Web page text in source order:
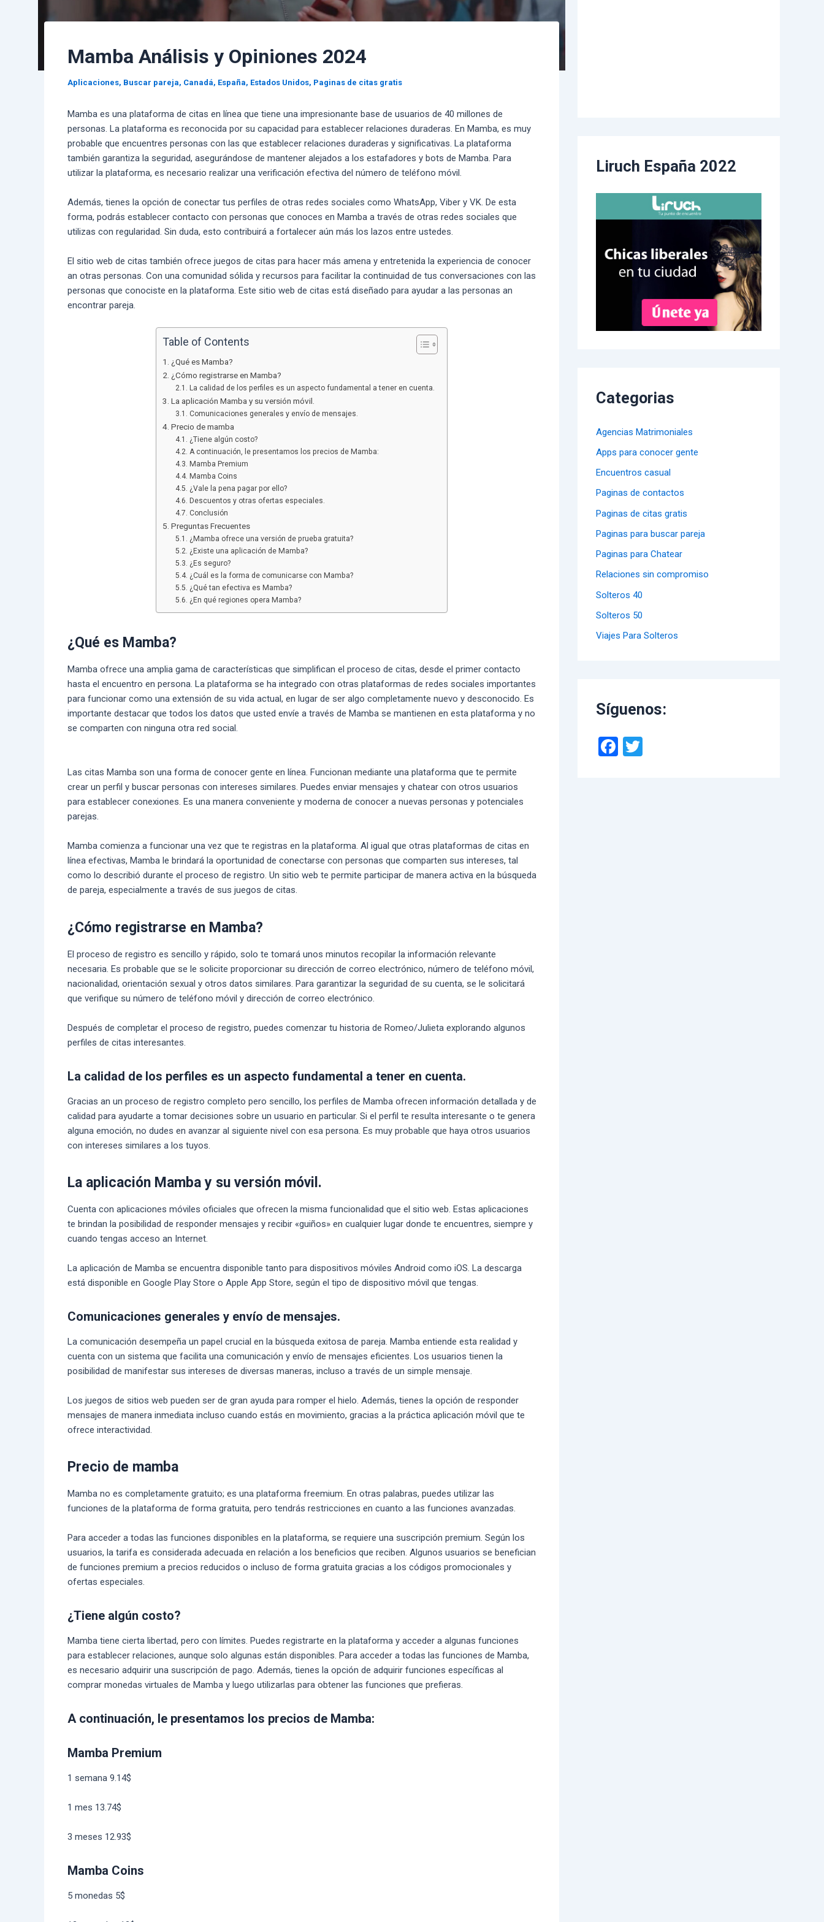
Mamba Análisis y Opiniones 2024
Aplicaciones, Buscar pareja, Canadá, España, Estados Unidos, Paginas de citas gratis
Mamba es una plataforma de citas en línea que tiene una impresionante base de usuarios de 40 millones de
personas. La plataforma es reconocida por su capacidad para establecer relaciones duraderas. En Mamba, es muy
probable que encuentres personas con las que establecer relaciones duraderas y significativas. La plataforma
también garantiza la seguridad, asegurándose de mantener alejados a los estafadores y bots de Mamba. Para
utilizar la plataforma, es necesario realizar una verificación efectiva del número de teléfono móvil.
Además, tienes la opción de conectar tus perfiles de otras redes sociales como WhatsApp, Viber y VK. De esta
forma, podrás establecer contacto con personas que conoces en Mamba a través de otras redes sociales que
utilizas con regularidad. Sin duda, esto contribuirá a fortalecer aún más los lazos entre ustedes.
El sitio web de citas también ofrece juegos de citas para hacer más amena y entretenida la experiencia de conocer
an otras personas. Con una comunidad sólida y recursos para facilitar la continuidad de tus conversaciones con las
personas que conociste en la plataforma. Este sitio web de citas está diseñado para ayudar a las personas an
encontrar pareja.
Table of Contents
¿Qué es Mamba?
¿Cómo registrarse en Mamba?
La calidad de los perfiles es un aspecto fundamental a tener en cuenta.
La aplicación Mamba y su versión móvil.
Comunicaciones generales y envío de mensajes.
Precio de mamba
¿Tiene algún costo?
A continuación, le presentamos los precios de Mamba:
Mamba Premium
Mamba Coins
¿Vale la pena pagar por ello?
Descuentos y otras ofertas especiales.
Conclusión
Preguntas Frecuentes
¿Mamba ofrece una versión de prueba gratuita?
¿Existe una aplicación de Mamba?
¿Es seguro?
¿Cuál es la forma de comunicarse con Mamba?
¿Qué tan efectiva es Mamba?
¿En qué regiones opera Mamba?
¿Qué es Mamba?
Mamba ofrece una amplia gama de características que simplifican el proceso de citas, desde el primer contacto
hasta el encuentro en persona. La plataforma se ha integrado con otras plataformas de redes sociales importantes
para funcionar como una extensión de su vida actual, en lugar de ser algo completamente nuevo y desconocido. Es
importante destacar que todos los datos que usted envíe a través de Mamba se mantienen en esta plataforma y no
se comparten con ninguna otra red social.
Las citas Mamba son una forma de conocer gente en línea. Funcionan mediante una plataforma que te permite
crear un perfil y buscar personas con intereses similares. Puedes enviar mensajes y chatear con otros usuarios
para establecer conexiones. Es una manera conveniente y moderna de conocer a nuevas personas y potenciales
parejas.
Mamba comienza a funcionar una vez que te registras en la plataforma. Al igual que otras plataformas de citas en
línea efectivas, Mamba le brindará la oportunidad de conectarse con personas que comparten sus intereses, tal
como lo describió durante el proceso de registro. Un sitio web te permite participar de manera activa en la búsqueda
de pareja, especialmente a través de sus juegos de citas.
¿Cómo registrarse en Mamba?
El proceso de registro es sencillo y rápido, solo te tomará unos minutos recopilar la información relevante
necesaria. Es probable que se le solicite proporcionar su dirección de correo electrónico, número de teléfono móvil,
nacionalidad, orientación sexual y otros datos similares. Para garantizar la seguridad de su cuenta, se le solicitará
que verifique su número de teléfono móvil y dirección de correo electrónico.
Después de completar el proceso de registro, puedes comenzar tu historia de Romeo/Julieta explorando algunos
perfiles de citas interesantes.
La calidad de los perfiles es un aspecto fundamental a tener en cuenta.
Gracias an un proceso de registro completo pero sencillo, los perfiles de Mamba ofrecen información detallada y de
calidad para ayudarte a tomar decisiones sobre un usuario en particular. Si el perfil te resulta interesante o te genera
alguna emoción, no dudes en avanzar al siguiente nivel con esa persona. Es muy probable que haya otros usuarios
con intereses similares a los tuyos.
La aplicación Mamba y su versión móvil.
Cuenta con aplicaciones móviles oficiales que ofrecen la misma funcionalidad que el sitio web. Estas aplicaciones
te brindan la posibilidad de responder mensajes y recibir «guiños» en cualquier lugar donde te encuentres, siempre y
cuando tengas acceso an Internet.
La aplicación de Mamba se encuentra disponible tanto para dispositivos móviles Android como iOS. La descarga
está disponible en Google Play Store o Apple App Store, según el tipo de dispositivo móvil que tengas.
Comunicaciones generales y envío de mensajes.
La comunicación desempeña un papel crucial en la búsqueda exitosa de pareja. Mamba entiende esta realidad y
cuenta con un sistema que facilita una comunicación y envío de mensajes eficientes. Los usuarios tienen la
posibilidad de manifestar sus intereses de diversas maneras, incluso a través de un simple mensaje.
Los juegos de sitios web pueden ser de gran ayuda para romper el hielo. Además, tienes la opción de responder
mensajes de manera inmediata incluso cuando estás en movimiento, gracias a la práctica aplicación móvil que te
ofrece interactividad.
Precio de mamba
Mamba no es completamente gratuito; es una plataforma freemium. En otras palabras, puedes utilizar las
funciones de la plataforma de forma gratuita, pero tendrás restricciones en cuanto a las funciones avanzadas.
Para acceder a todas las funciones disponibles en la plataforma, se requiere una suscripción premium. Según los
usuarios, la tarifa es considerada adecuada en relación a los beneficios que reciben. Algunos usuarios se benefician
de funciones premium a precios reducidos o incluso de forma gratuita gracias a los códigos promocionales y
ofertas especiales.
¿Tiene algún costo?
Mamba tiene cierta libertad, pero con límites. Puedes registrarte en la plataforma y acceder a algunas funciones
para establecer relaciones, aunque solo algunas están disponibles. Para acceder a todas las funciones de Mamba,
es necesario adquirir una suscripción de pago. Además, tienes la opción de adquirir funciones específicas al
comprar monedas virtuales de Mamba y luego utilizarlas para obtener las funciones que prefieras.
A continuación, le presentamos los precios de Mamba:
Mamba Premium
1 semana 9.14$
1 mes 13.74$
3 meses 12.93$
Mamba Coins
5 monedas 5$
Liruch España 2022
Categorias
Agencias Matrimoniales
Apps para conocer gente
Encuentros casual
Paginas de contactos
Paginas de citas gratis
Paginas para buscar pareja
Paginas para Chatear
Relaciones sin compromiso
Solteros 40
Solteros 50
Viajes Para Solteros
Síguenos:
F